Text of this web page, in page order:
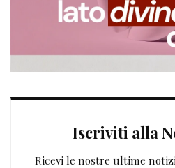
Iscriviti alla
Ricevi le nostre ultime